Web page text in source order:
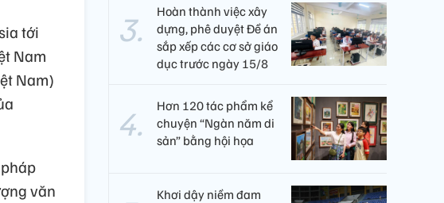
tới
Nam
Nam)
văn
Hoàn thành việc xây
dựng, phê duyệt Đề án
sắp xếp các cơ sở giáo
dục trước ngày 15/8
Hơn 120 tác phẩm kể
chuyện “Ngàn năm di
sản” bằng hội họa
Khơi dậy niềm đam